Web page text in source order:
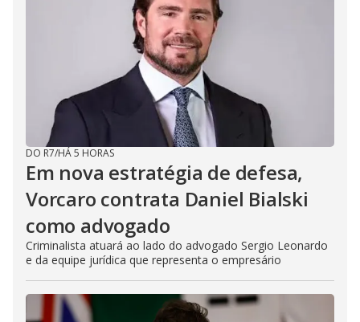
DO R7/HÁ 5 HORAS
Em nova estratégia de defesa,
Vorcaro contrata Daniel Bialski
como advogado
Criminalista atuará ao lado do advogado Sergio Leonardo
e da equipe jurídica que representa o empresário